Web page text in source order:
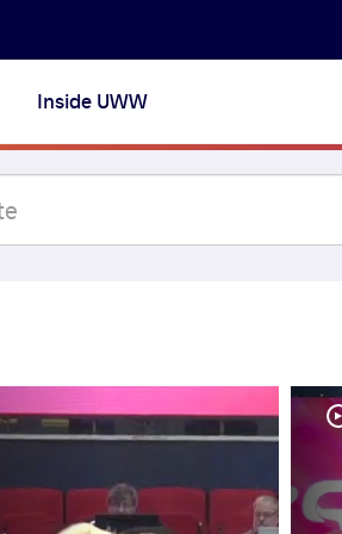
Inside UWW